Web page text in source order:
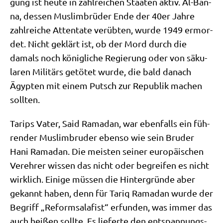
na, des­sen Mus­lim­brü­der Ende der 40er Jah­re
zahl­rei­che Atten­ta­te ver­üb­ten, wur­de 1949 ermor­
det. Nicht geklärt ist, ob der Mord durch die
damals noch könig­li­che Regie­rung oder von säku­
la­ren Mili­tärs getö­tet wur­de, die bald danach
Ägyp­ten mit einem Putsch zur Repu­blik machen
sollten.
Tarips Vater, Said Rama­dan, war eben­falls ein füh­
ren­der Mus­lim­bru­der eben­so wie sein Bru­der
Hani Rama­dan. Die mei­sten sei­ner euro­päi­schen
Ver­eh­rer wis­sen das nicht oder begrei­fen es nicht
wirk­lich. Eini­ge müs­sen die Hin­ter­grün­de aber
gekannt haben, denn für Tariq Rama­dan wur­de der
Begriff „Reform­sa­la­fist“ erfun­den, was immer das
auch hei­ßen soll­te. Es lie­fer­te den ent­span­nungs­